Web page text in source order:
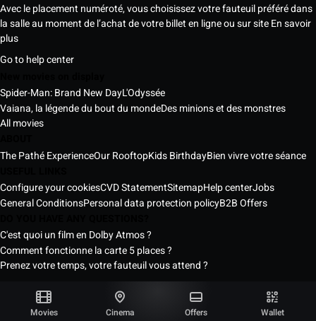
Movies Cinema Offers Wallet
Avec le placement numéroté, vous choisissez votre fauteuil préféré dans
la salle au moment de l’achat de votre billet en ligne ou sur siteEn savoir
plus
Go to help center
Spider-Man: Brand New DayL'Odyssée
Vaiana, la légende du bout du mondeDes minions et des monstres
All movies
The Pathé ExperienceOur RooftopKids BirthdayBien vivre votre séance
Configure your cookiesCVD StatementSitemapHelp centerJobs
General ConditionsPersonal data protection policyB2B Offers
C'est quoi un film en Dolby Atmos ?
Comment fonctionne la carte 5 places ?
Prenez votre temps, votre fauteuil vous attend ?
Pathé Senegal Cinemas © 2026
All rights reserved ®